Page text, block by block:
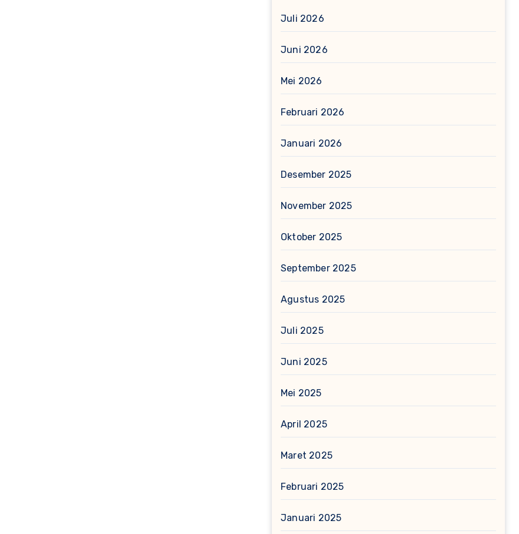
Juli 2026
Juni 2026
Mei 2026
Februari 2026
Januari 2026
Desember 2025
November 2025
Oktober 2025
September 2025
Agustus 2025
Juli 2025
Juni 2025
Mei 2025
April 2025
Maret 2025
Februari 2025
Januari 2025